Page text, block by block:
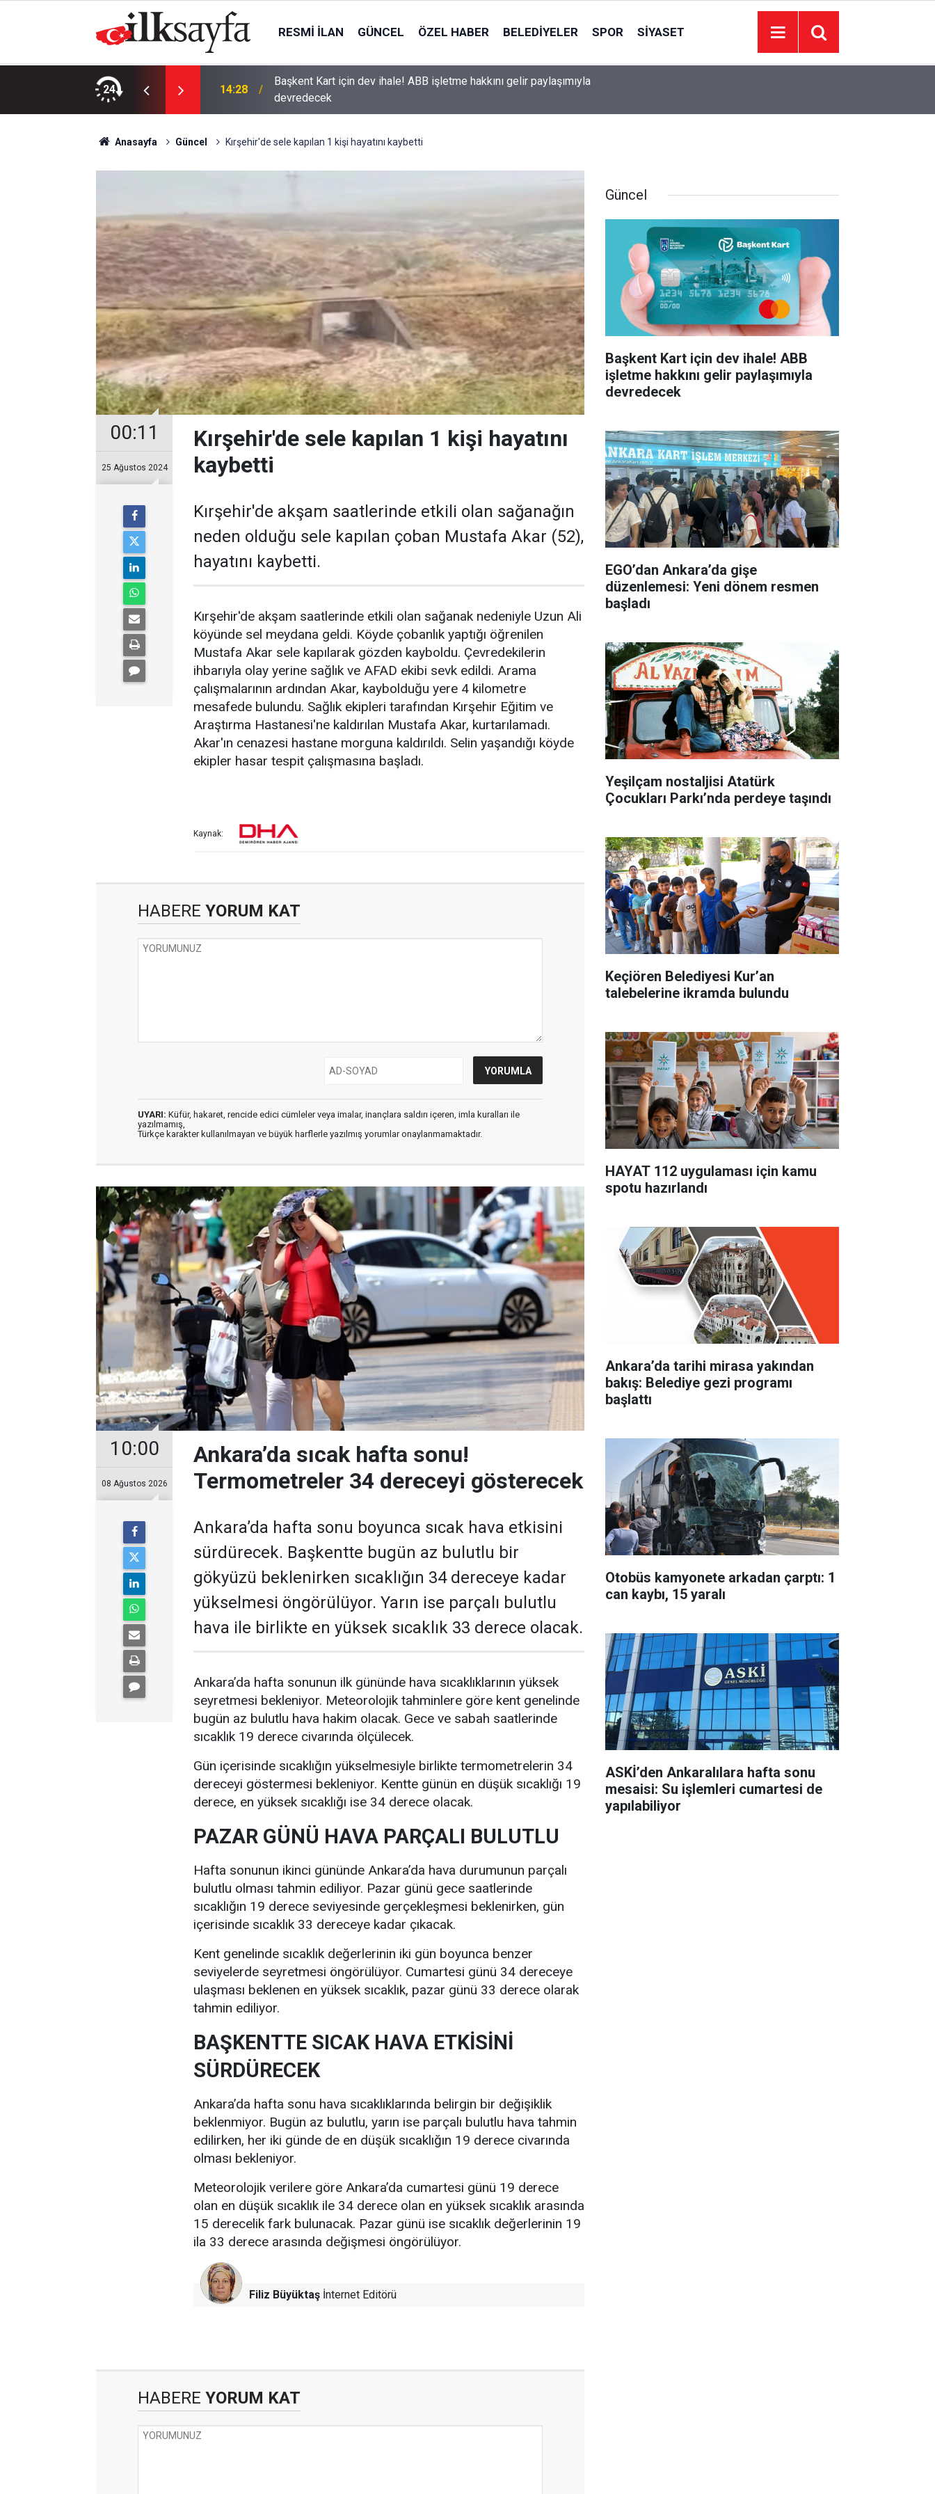
RESMI İLAN GÜNCEL ÖZEL HABER BELEDIYELER SPOR SIYASET
24
20 bin kişilik güç iddiası 14:28
Başkent Kart için dev ihale! ABB işletme hakkını gelir paylaşımıyla
devredecek
Anasayfa Güncel Kırşehir'de sele kapılan 1 kişi hayatını kaybetti
00:11
25 Ağustos 2024
Kırşehir'de sele kapılan 1 kişi hayatını
kaybetti
Kırşehir'de akşam saatlerinde etkili olan sağanağın
neden olduğu sele kapılan çoban Mustafa Akar (52),
hayatını kaybetti.
Kırşehir'de akşam saatlerinde etkili olan sağanak nedeniyle Uzun Ali
köyünde sel meydana geldi. Köyde çobanlık yaptığı öğrenilen
Mustafa Akar sele kapılarak gözden kayboldu. Çevredekilerin
ihbarıyla olay yerine sağlık ve AFAD ekibi sevk edildi. Arama
çalışmalarının ardından Akar, kaybolduğu yere 4 kilometre
mesafede bulundu. Sağlık ekipleri tarafından Kırşehir Eğitim ve
Araştırma Hastanesi'ne kaldırılan Mustafa Akar, kurtarılamadı.
Akar'ın cenazesi hastane morguna kaldırıldı. Selin yaşandığı köyde
ekipler hasar tespit çalışmasına başladı.
Kaynak:
HABERE YORUM KAT
UYARI: Küfür, hakaret, rencide edici cümleler veya imalar, inançlara saldırı içeren, imla kuralları ile
yazılmamış,
Türkçe karakter kullanılmayan ve büyük harflerle yazılmış yorumlar onaylanmamaktadır.
10:00
08 Ağustos 2026
Ankara’da sıcak hafta sonu!
Termometreler 34 dereceyi gösterecek
Ankara’da hafta sonu boyunca sıcak hava etkisini
sürdürecek. Başkentte bugün az bulutlu bir
gökyüzü beklenirken sıcaklığın 34 dereceye kadar
yükselmesi öngörülüyor. Yarın ise parçalı bulutlu
hava ile birlikte en yüksek sıcaklık 33 derece olacak.
Ankara’da hafta sonunun ilk gününde hava sıcaklıklarının yüksek
seyretmesi bekleniyor. Meteorolojik tahminlere göre kent genelinde
bugün az bulutlu hava hakim olacak. Gece ve sabah saatlerinde
sıcaklık 19 derece civarında ölçülecek.
Gün içerisinde sıcaklığın yükselmesiyle birlikte termometrelerin 34
dereceyi göstermesi bekleniyor. Kentte günün en düşük sıcaklığı 19
derece, en yüksek sıcaklığı ise 34 derece olacak.
PAZAR GÜNÜ HAVA PARÇALI BULUTLU
Hafta sonunun ikinci gününde Ankara’da hava durumunun parçalı
bulutlu olması tahmin ediliyor. Pazar günü gece saatlerinde
sıcaklığın 19 derece seviyesinde gerçekleşmesi beklenirken, gün
içerisinde sıcaklık 33 dereceye kadar çıkacak.
Kent genelinde sıcaklık değerlerinin iki gün boyunca benzer
seviyelerde seyretmesi öngörülüyor. Cumartesi günü 34 dereceye
ulaşması beklenen en yüksek sıcaklık, pazar günü 33 derece olarak
tahmin ediliyor.
BAŞKENTTE SICAK HAVA ETKİSİNİ
SÜRDÜRECEK
Ankara’da hafta sonu hava sıcaklıklarında belirgin bir değişiklik
beklenmiyor. Bugün az bulutlu, yarın ise parçalı bulutlu hava tahmin
edilirken, her iki günde de en düşük sıcaklığın 19 derece civarında
olması bekleniyor.
Meteorolojik verilere göre Ankara’da cumartesi günü 19 derece
olan en düşük sıcaklık ile 34 derece olan en yüksek sıcaklık arasında
15 derecelik fark bulunacak. Pazar günü ise sıcaklık değerlerinin 19
ila 33 derece arasında değişmesi öngörülüyor.
Filiz Büyüktaş İnternet Editörü
HABERE YORUM KAT
Güncel
Başkent Kart için dev ihale! ABB
işletme hakkını gelir paylaşımıyla
devredecek
EGO’dan Ankara’da gişe
düzenlemesi: Yeni dönem resmen
başladı
Yeşilçam nostaljisi Atatürk
Çocukları Parkı’nda perdeye taşındı
Keçiören Belediyesi Kur’an
talebelerine ikramda bulundu
HAYAT 112 uygulaması için kamu
spotu hazırlandı
Ankara’da tarihi mirasa yakından
bakış: Belediye gezi programı
başlattı
Otobüs kamyonete arkadan çarptı: 1
can kaybı, 15 yaralı
ASKİ’den Ankaralılara hafta sonu
mesaisi: Su işlemleri cumartesi de
yapılabiliyor